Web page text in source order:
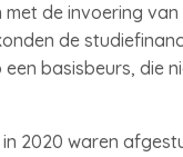
de invoering
de
basisbeurs, die
2020 waren